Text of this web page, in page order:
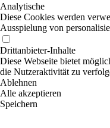
Analytische
Diese Cookies werden
Ausspielung von
Drittanbieter-Inhalte
Diese Webseite bietet
die Nutzeraktivität zu
Ablehnen
Alle akzeptieren
Speichern